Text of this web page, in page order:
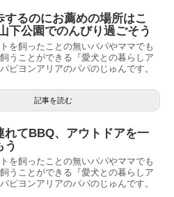
するのにお薦めの場所はこ
下公園でのんびり過ごそう
を飼ったことの無いパパやママでも
うことができる『愛犬との暮らしア
ピヨンアリアのパパのじゅんです。
記事を読む
れてBBQ、アウトドアを一
う
を飼ったことの無いパパやママでも
うことができる『愛犬との暮らしア
ピヨンアリアのパパのじゅんです。